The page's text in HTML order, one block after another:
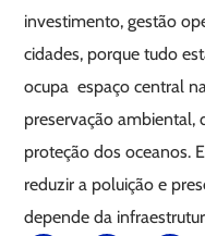
investimento, gestão
cidades, porque tudo
ocupa espaço central
preservação
proteção dos oceanos.
reduzir a poluição e
depende da